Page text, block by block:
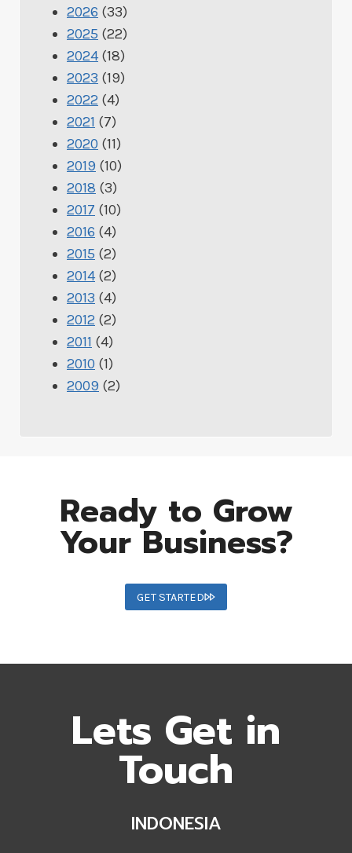
2026 (33)
2025 (22)
2024 (18)
2023 (19)
2022 (4)
2021 (7)
2020 (11)
2019 (10)
2018 (3)
2017 (10)
2016 (4)
2015 (2)
2014 (2)
2013 (4)
2012 (2)
2011 (4)
2010 (1)
2009 (2)
Ready to Grow
Your Business?
GET STARTED
Lets Get in
Touch
INDONESIA